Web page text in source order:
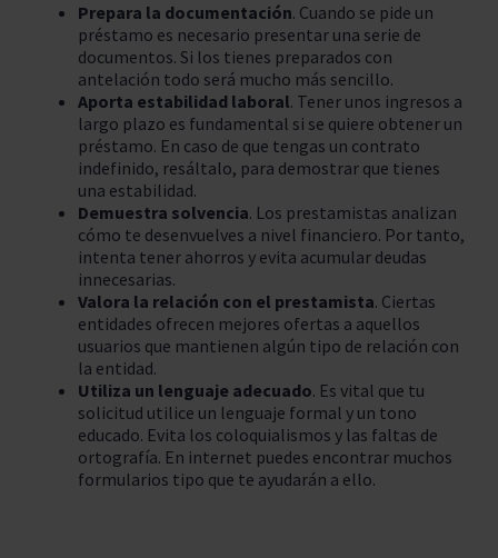
Prepara la documentación. Cuando se pide un
préstamo es necesario presentar una serie de
documentos. Si los tienes preparados con
antelación todo será mucho más sencillo.
Aporta estabilidad laboral. Tener unos ingresos a
largo plazo es fundamental si se quiere obtener un
préstamo. En caso de que tengas un contrato
indefinido, resáltalo, para demostrar que tienes
una estabilidad.
Demuestra solvencia. Los prestamistas analizan
cómo te desenvuelves a nivel financiero. Por tanto,
intenta tener ahorros y evita acumular deudas
innecesarias.
Valora la relación con el prestamista. Ciertas
entidades ofrecen mejores ofertas a aquellos
usuarios que mantienen algún tipo de relación con
la entidad.
Utiliza un lenguaje adecuado. Es vital que tu
solicitud utilice un lenguaje formal y un tono
educado. Evita los coloquialismos y las faltas de
ortografía. En internet puedes encontrar muchos
formularios tipo que te ayudarán a ello.